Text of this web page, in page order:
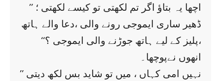
’’ اچھا یہ بتاؤ اگر تم لکھتی تو کیسے لکھتی ؛
ڈھیر ساری ایموجی رونے والی ،دعا والے ہاتھ
،پلیز کے لیے ہاتھ جوڑنے والی ایموجی ؟‘‘
انھوں نےپوچھا۔
’’ نہیں امی کہاں ، میں تو شاید بس لکھ دیتی